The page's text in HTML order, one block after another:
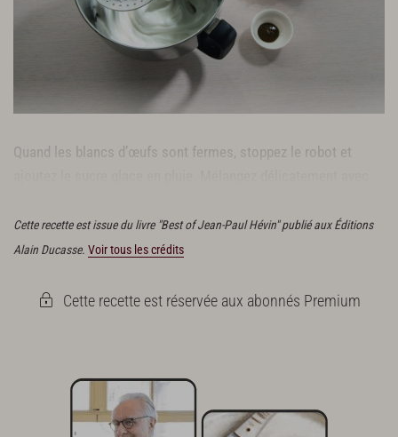
Quand les blancs d’œufs sont fermes, stoppez le robot et
Cette recette est issue du livre "Best of Jean-Paul Hévin" publié aux Éditions
Alain Ducasse. Voir tous les crédits
Cette recette est réservée aux abonnés Premium